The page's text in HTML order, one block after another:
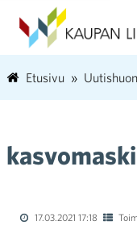
Etusivu
kasvomaski
17.03.2021 17:18